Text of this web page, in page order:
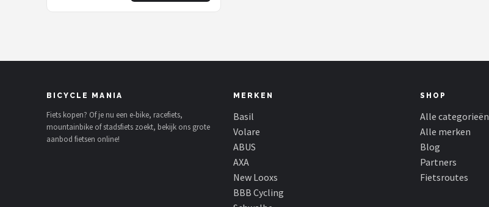
BICYCLE MANIA
Fiets kopen? Of je nu een e-bike, racefiets,
mountainbike of stadsfiets zoekt, bekijk ons grote
aanbod fietsen online!
MERKEN
Basil
Volare
ABUS
AXA
New Looxs
BBB Cycling
SHOP
Alle categorieën
Alle merken
Blog
Partners
Fietsroutes